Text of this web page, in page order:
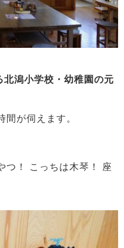
潟小学校・幼稚園の元
間が伺えます。
つ！ こっちは木琴！ 座